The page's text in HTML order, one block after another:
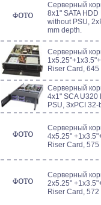
Серверный
8x1" SATA
without PSU,
mm depth.
Серверный
Riser Card,
Серверный
4x1" SCA U320
PSU, 3xPCI
Серверный
4x5.25"
Riser Card,
Серверный
2x5.25"
Riser Card,